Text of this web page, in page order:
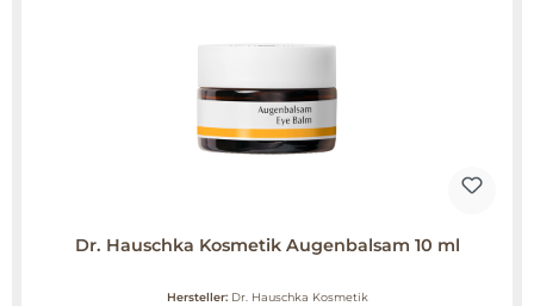
Dr. Hauschka Kosmetik Augenbalsam 10 ml
Hersteller: Dr. Hauschka Kosmetik